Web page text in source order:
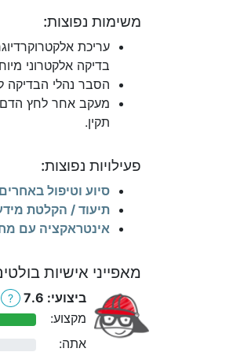
משימות נפוצות:
בדיקה אלקטרוני
הסבר נהלי הבדיקה
תקין.
פעילויות נפוצות:
סיוע וטיפול
תיעוד / הקלטת
אינטראקציה עם
מאפייני אישיות
ביצועי: 7.6 ?
מקצוע:
אתה: